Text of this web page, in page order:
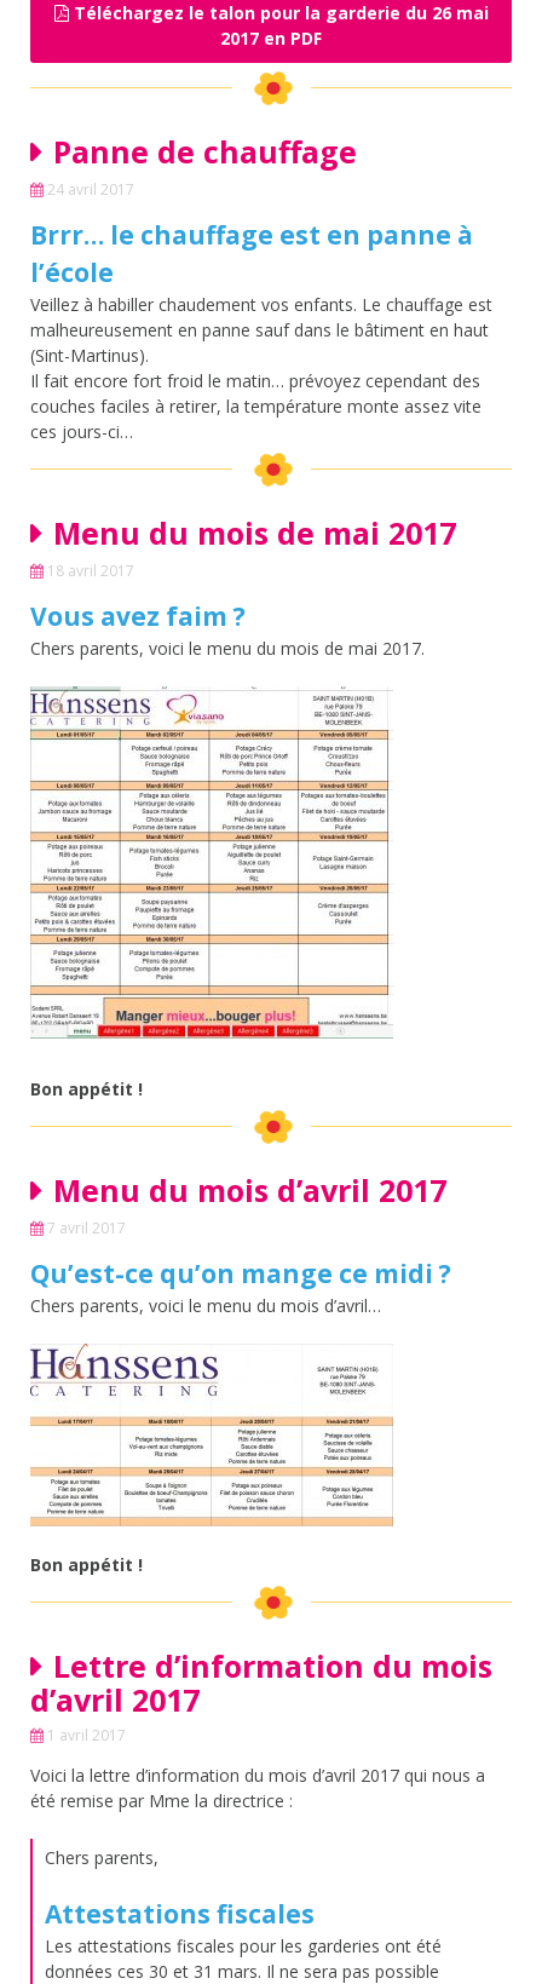
Téléchargez le talon pour la garderie du 26 mai
2017 en PDF
Panne de chauffage
24 avril 2017
Brrr… le chauffage est en panne à
l’école
Veillez à habiller chaudement vos enfants. Le chauffage est
malheureusement en panne sauf dans le bâtiment en haut
(Sint-Martinus).
Il fait encore fort froid le matin… prévoyez cependant des
couches faciles à retirer, la température monte assez vite
ces jours-ci…
Menu du mois de mai 2017
18 avril 2017
Vous avez faim ?
Chers parents, voici le menu du mois de mai 2017.
Bon appétit !
Menu du mois d’avril 2017
7 avril 2017
Qu’est-ce qu’on mange ce midi ?
Chers parents, voici le menu du mois d’avril…
Bon appétit !
Lettre d’information du mois
d’avril 2017
1 avril 2017
Voici la lettre d’information du mois d’avril 2017 qui nous a
été remise par Mme la directrice :
Chers parents,
Attestations fiscales
Les attestations fiscales pour les garderies ont été
données ces 30 et 31 mars. Il ne sera pas possible